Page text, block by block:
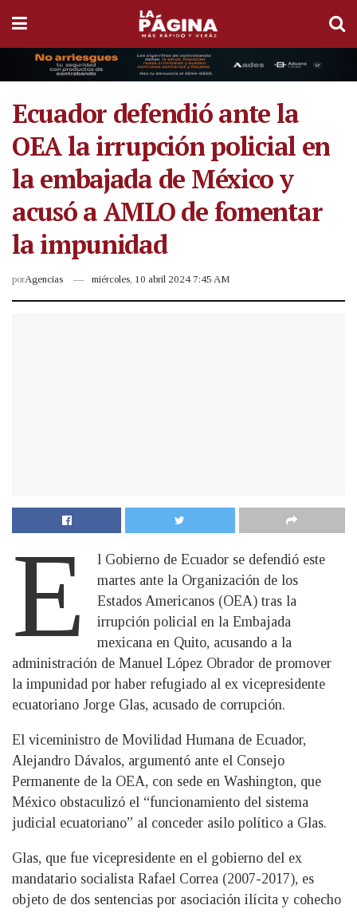
Ecuador defendió ante la
OEA la irrupción policial en
la embajada de México y
acusó a AMLO de fomentar
la impunidad
porAgencias miércoles, 10 abril 2024 7:45 AM
E
l Gobierno de Ecuador se defendió este
martes ante la Organización de los
Estados Americanos (OEA) tras la
irrupción policial en la Embajada
mexicana en Quito, acusando a la
administración de Manuel López Obrador de promover
la impunidad por haber refugiado al ex vicepresidente
ecuatoriano Jorge Glas, acusado de corrupción.
El viceministro de Movilidad Humana de Ecuador,
Alejandro Dávalos, argumentó ante el Consejo
Permanente de la OEA, con sede en Washington, que
México obstaculizó el “funcionamiento del sistema
judicial ecuatoriano” al conceder asilo político a Glas.
Glas, que fue vicepresidente en el gobierno del ex
mandatario socialista Rafael Correa (2007-2017), es
objeto de dos sentencias por asociación ilícita y cohecho